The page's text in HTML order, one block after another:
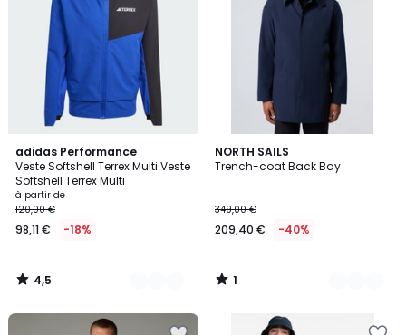
adidas Performance
Veste Softshell Terrex Multi Veste
Softshell Terrex Multi
à partir de
120,00 €
98,11 € -18%
4,5
/ 5
3
Couleurs
4,5
/
NORTH SAILS
Trench-coat Back Bay
349,00 €
209,40 € -40%
1
/
2
Couleurs
1
/